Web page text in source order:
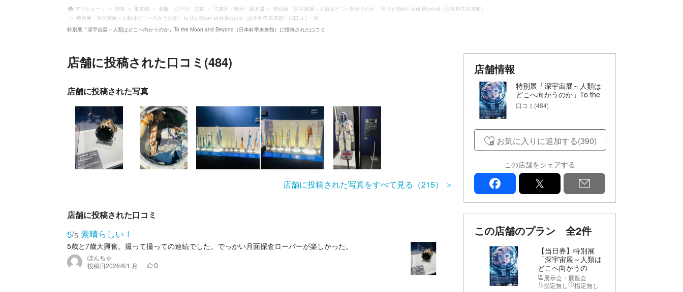
アソビュー！ 関東 東京都 葛飾・江戸川・江東 江東区・豊洲・新木場
特別展「深宇宙展～人類はどこへ向かうのか」To the Moon and Beyond（日本科学未来館）
特別展「深宇宙展～人類はどこへ向かうのか」To the Moon and Beyond（日本科学未来館）の口コミ一覧
特別展「深宇宙展～人類はどこへ向かうのか」To the Moon and Beyond（日本科学未来館）に投稿された口コミ
店舗に投稿された口コミ(484)
店舗に投稿された写真
店舗に投稿された写真をすべて見る（215）
店舗に投稿された口コミ
5/5 素晴らしい！
5歳と7歳大興奮。撮って撮っての連続でした。でっかい月面探査ローバーが楽しかった。
ぽんちゃ
投稿日2026/6/1 月 0
店舗情報
特別展「深宇宙展～人類は
どこへ向かうのか」To the
Moon and Beyond（日本科
学未来館）
口コミ(484)
お気に入りに追加する(390)
この店舗をシェアする
facebook
この店舗のプラン 全2件
【当日券】特別展
「深宇宙展～人類は
どこへ向かうの
か」...
展示会・展覧会
指定無し
指定無し